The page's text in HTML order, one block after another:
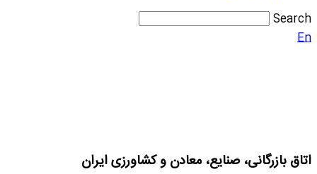
Search
En
اتاق بازرگانی، صنایع، معادن و کشاورزی ایران